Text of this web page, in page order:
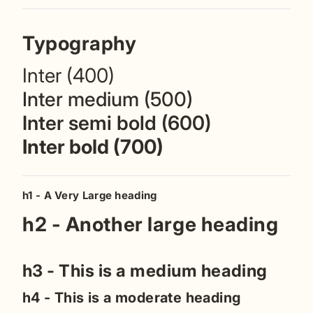
Typography
Inter (400)
Inter medium (500)
Inter semi bold (600)
Inter bold (700)
h1 - A Very Large heading
h2 - Another large heading
h3 - This is a medium heading
h4 - This is a moderate heading